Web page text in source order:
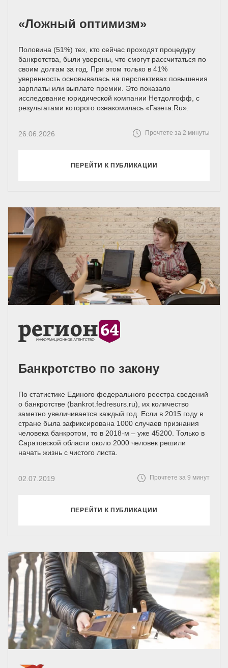
«Ложный оптимизм»
Половина (51%) тех, кто сейчас проходят процедуру
банкротства, были уверены, что смогут рассчитаться по
своим долгам за год. При этом только в 41%
уверенность основывалась на перспективах повышения
зарплаты или выплате премии. Это показало
исследование юридической компании Нетдолгофф, с
результатами которого ознакомилась «Газета.Ru».
26.06.2026 Прочтете за 2 минуты
ПЕРЕЙТИ К ПУБЛИКАЦИИ
Банкротство по закону
По статистике Единого федерального реестра сведений
о банкротстве (bankrot.fedresurs.ru), их количество
заметно увеличивается каждый год. Если в 2015 году в
стране была зафиксирована 1000 случаев признания
человека банкротом, то в 2018-м – уже 45200. Только в
Саратовской области около 2000 человек решили
начать жизнь с чистого листа.
02.07.2019 Прочтете за 9 минут
ПЕРЕЙТИ К ПУБЛИКАЦИИ